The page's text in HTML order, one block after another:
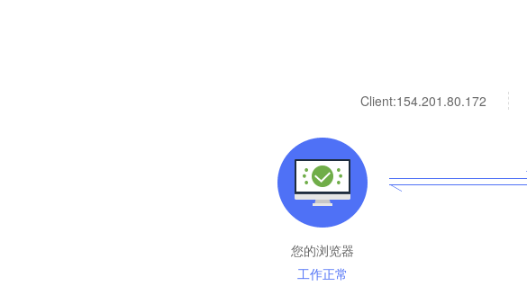
Client:154.201.80.172
您的浏览器
工作正常